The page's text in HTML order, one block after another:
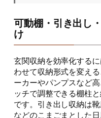
可動棚・引き出し
け
玄関収納を効率化する
わせて収納形式を変え
ーカーやパンプスなど
ッチで調整できる棚柱
です。引き出し収納は
などのこまごまとした